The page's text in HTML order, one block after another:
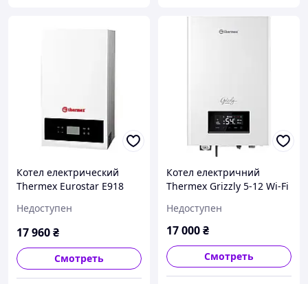
Котел електрический
Thermex Eurostar E918
Недоступен
17 960₴
Смотреть
Котел електричний
Thermex Grizzly 5-12 Wi-Fi
Недоступен
17 000₴
Смотреть